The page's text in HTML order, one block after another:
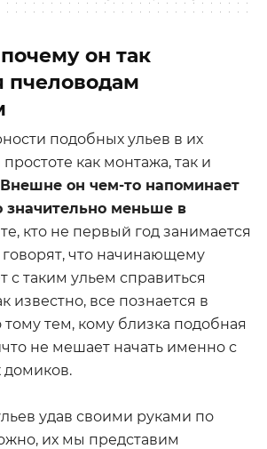
он так
пчеловодам
подобных ульев в их
как монтажа, так и
Внешне он чем-то напоминает
значительно меньше в
кто не первый год занимается
что начинающему
с таким ульем справиться
известно, все познается в
тем, кому близка подобная
не мешает начать именно с
домиков.
удав своими руками по
их мы представим